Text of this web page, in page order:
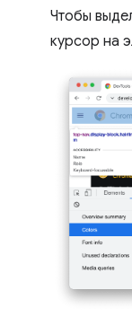
Чтобы
курсор на